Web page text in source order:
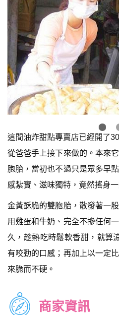
這間油炸甜點專賣店已經開了
從爸爸手上接下來做的。本來
胞胎，當初也不過只是眾多早
感紮實、滋味獨特，竟然搖身
金黃酥脆的雙胞胎，散發著一
用雞蛋和牛奶、完全不摻任何
久，趁熱吃時鬆軟香甜，就算
有咬勁的口感；再加上以一定
來脆而不硬。
商家資訊